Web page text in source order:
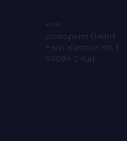
ADRESSE
persoperm GmbH
Erich-Kästner-Str. 1
99094 Erfurt